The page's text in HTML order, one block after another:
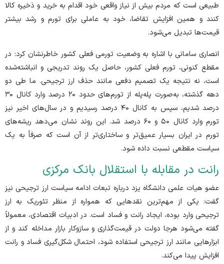
طبیعی است که مردم بیش از نیاز واقعی خود اقدام به خرید و ذخیره کالا
کنند و همین افزایش تقاضا، خود به عاملی برای تورم و رشد بیشتر
قیمت‌ها تبدیل می‌شود.
انصاری سامانی با اشاره به وضعیت تورمی فعلی کشور خاطرنشان کرد: در
مقطع کنونی، تورم فعلی کشور، حاصل یک روند تدریجی و انباشته‌شده
است، نه نتیجه یک تصمیم دفعی مانند حذف ارز ترجیحی. ما طی دو
دهه گذشته، به‌صورت پله‌پله از تورم‌های حدود ۲۰ درصد وارد کانال ۳۰
درصد شدیم، سپس به کانال ۴۰ درصد رسیدیم و در سال‌های اخیر نیز
تورم وارد کانال ۵۰ و ۶۰ درصد شد. این روند نشان می‌دهد ریشه‌های
تورم در ایران بسیار عمیق‌تر و ساختاری‌تر از آن است که صرفاً به یک
سیاست مقطعی نسبت داده شود.
رانت در مقابله با استقلال بانک مرکزی
عضو هیات علمی دانشگاه یزد درباره تبعات ادامه سیاست ارز ترجیحی نیز
گفت: یکی از مهم‌ترین نقد‌هایی که همواره از منظر تئوریک به ارز
ترجیحی وارد بوده، ایجاد رانت و فساد است. در ادبیات اقتصادی، معمولاً
گفته می‌شود هرجا دولت در قیمت‌گذاری و سازوکار بازار مداخله کند و از
ابزار‌هایی مانند ارز ترجیحی استفاده شود، احتمال شکل‌گیری فساد و رانت
افزایش پیدا می‌کند.